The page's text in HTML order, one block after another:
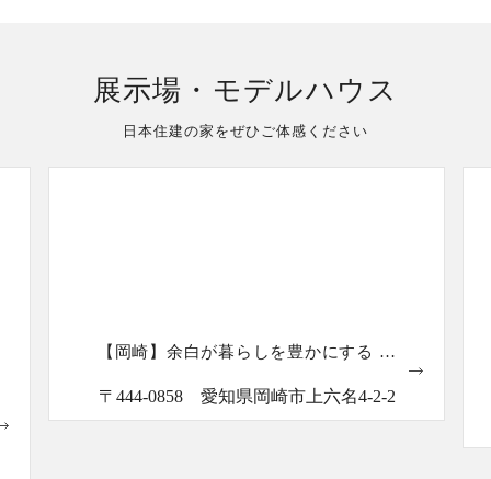
展示場・モデルハウス
日本住建の家をぜひご体感ください
【岡崎】余白が暮らしを豊かにする 美
〒444-0858 愛知県岡崎市上六名4-2-2